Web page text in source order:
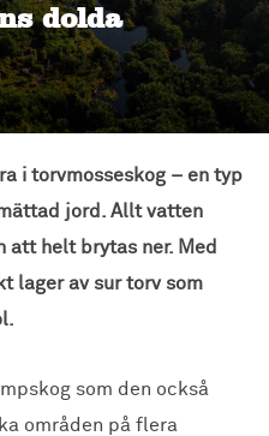
dolda
i torvmosseskog – en typ
jord. Allt vatten
att helt brytas ner. Med
lager av sur torv som
som den också
områden på flera